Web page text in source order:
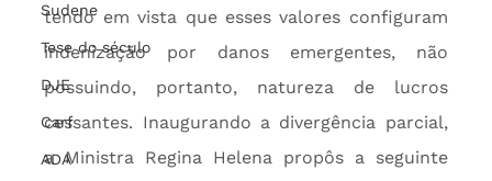
Sudene
Tese do século
DJE
Carf
ADA
tendo em vista que esses valores configuram
indenização por danos emergentes, não
possuindo, portanto, natureza de lucros
cessantes. Inaugurando a divergência parcial,
a Ministra Regina Helena propôs a seguinte